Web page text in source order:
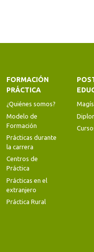
FORMACIÓN
PRÁCTICA
¿Quiénes somos?
Modelo de
Formación
Prácticas durante
la carrera
Centros de
Práctica
Prácticas en el
extranjero
Práctica Rural